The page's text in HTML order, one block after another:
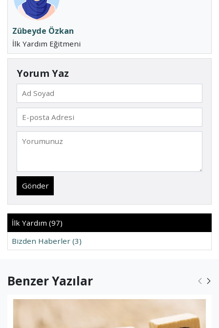
Zübeyde Özkan
İlk Yardım Eğitmeni
Yorum Yaz
Gönder
İlk Yardım (97)
Bizden Haberler (3)
Benzer Yazılar